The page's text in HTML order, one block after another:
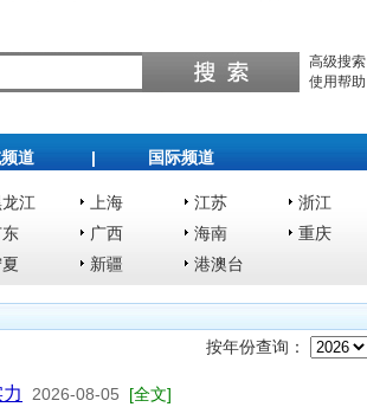
高级搜索
使用帮助
道 | 国际频道
江 上海 江苏
浙江
东 广西 海南
重庆
新疆 港澳台
按年份查询：
2026-08-05 [全文]